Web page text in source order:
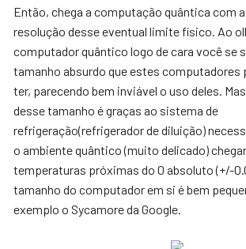
Então, chega a computação quântica com
resolução desse eventual limite físico. Ao
computador quântico logo de cara você se
tamanho absurdo que estes computadores
ter, parecendo bem inviável o uso deles.
desse tamanho é graças ao sistema de
refrigeração(refrigerador de diluição)
o ambiente quântico (muito delicado)
temperaturas próximas do 0 absoluto (+/-
tamanho do computador em si é bem
exemplo o Sycamore da Google.